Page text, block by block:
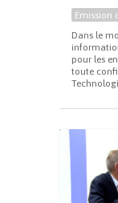
Emission
Dans le
pour les
toute